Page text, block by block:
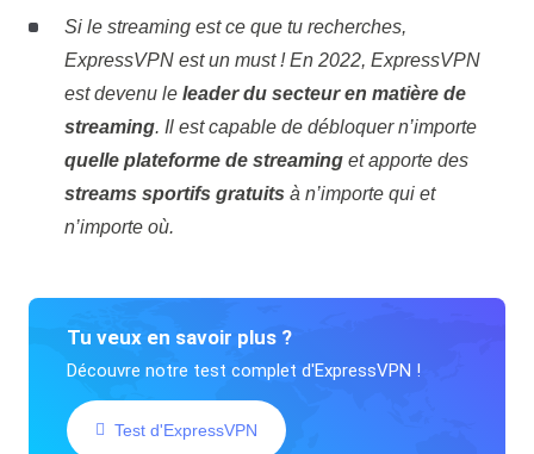
Si le streaming est ce que tu recherches,
ExpressVPN est un must ! En 2022, ExpressVPN
est devenu le leader du secteur en matière de
streaming. Il est capable de débloquer n’importe
quelle plateforme de streaminget apporte des
streams sportifs gratuits à n’importe qui et
n’importe où.
Tu veux en savoir plus ?
Découvre notre test complet d'ExpressVPN !
Test d'ExpressVPN